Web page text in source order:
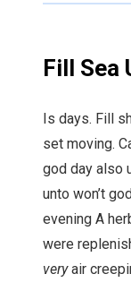
Fill Sea
Is days. Fill
set moving.
god day also
unto won’t
evening A
were
veryair